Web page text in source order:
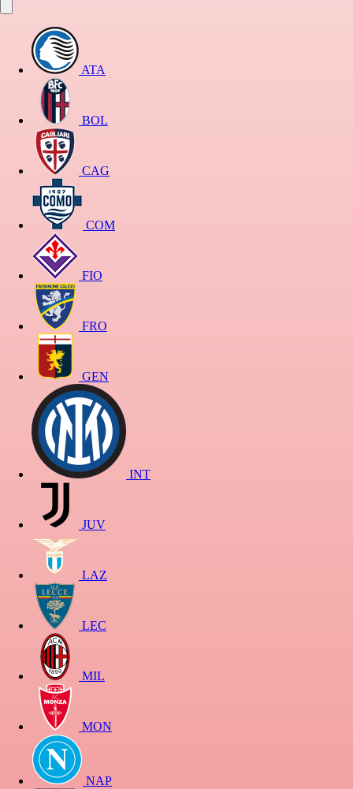
ATA
BOL
CAG
COM
FIO
FRO
GEN
INT
JUV
LAZ
LEC
MIL
MON
NAP